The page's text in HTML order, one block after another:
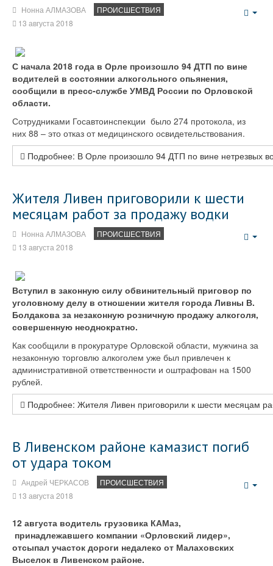
Нонна АЛМАЗОВА
ПРОИСШЕСТВИЯ
13 августа 2018
С начала 2018 года в Орле произошло 94 ДТП по вине
водителей в состоянии алкогольного опьянения,
сообщили в пресс-службе УМВД России по Орловской
области.
Сотрудниками Госавтоинспекции было 274 протокола, из
них 88 – это отказ от медицинского освидетельствования.
Подробнее: В Орле произошло 94 ДТП по вине нетрезвых
Жителя Ливен приговорили к шести
месяцам работ за продажу водки
Нонна АЛМАЗОВА
ПРОИСШЕСТВИЯ
13 августа 2018
Вступил в законную силу обвинительный приговор по
уголовному делу в отношении жителя города Ливны В.
Болдакова за незаконную розничную продажу алкоголя,
совершенную неоднократно.
Как сообщили в прокуратуре Орловской области, мужчина за
незаконную торговлю алкоголем уже был привлечен к
административной ответственности и оштрафован на 1500
рублей.
Подробнее: Жителя Ливен приговорили к шести месяцам
В Ливенском районе камазист погиб
от удара током
Андрей ЧЕРКАСОВ
ПРОИСШЕСТВИЯ
13 августа 2018
12 августа водитель грузовика КАМаз,
принадлежавшего компании «Орловский лидер»,
отсыпал участок дороги недалеко от Малаховских
Выселок в Ливенском районе.